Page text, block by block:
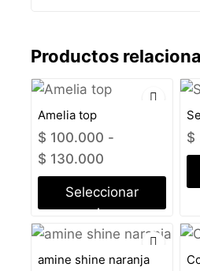
Productos
Amelia top
$ 100.000 -
$ 130.000
Seleccionar
opciones
$
amine shine naranja